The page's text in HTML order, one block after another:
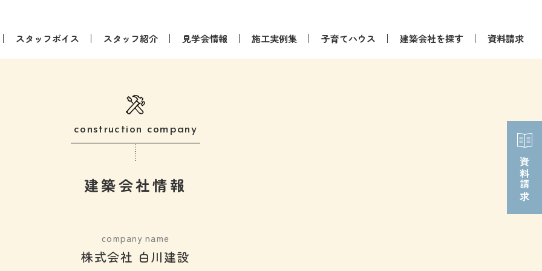
スタッフボイス スタッフ紹介 見学会情報 施工実例集 子育てハウス 建築会社を探す 資料請求
資料請求
construction company
建築会社情報
company name
株式会社 白川建設